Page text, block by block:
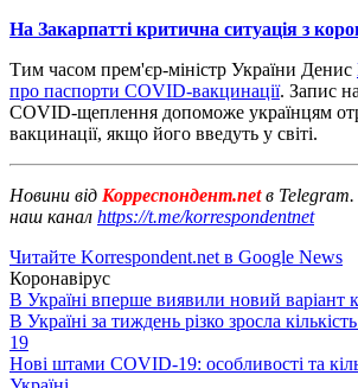
На Закарпатті критична ситуація з
Тим часом прем'єр-міністр України Денис
про паспорти COVID-вакцинації. Запис
COVID-щеплення допоможе українцям
вакцинації, якщо його введуть у світі.
Новини від Корреспондент.netв
наш канал https://t.me/korrespondentnet
Читайте Korrespondent.net в Google News
Коронавірус
В Україні вперше виявили новий варіант
В Україні за тиждень різко зросла
19
Нові штами COVID-19: особливості та